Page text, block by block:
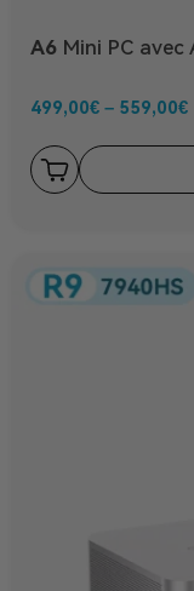
A6 Mini PC
499,00€ – 559,00€